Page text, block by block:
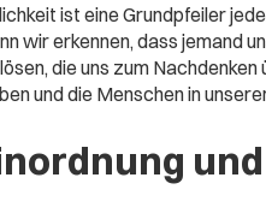
ist eine Grundpfeiler
wir erkennen, dass jemand
die uns zum
und die Menschen in